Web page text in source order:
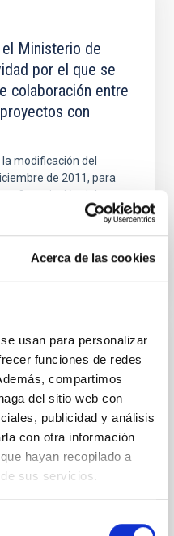
Acerca de las cookies
usan para personalizar
funciones de redes
compartimos
del sitio web con
publicidad y análisis
con otra información
hayan recopilado a
sus servicios.
Ministerio de
por el que se
colaboración entre
con
modificación del
de 2011, para
cofinanciación del
de
y la Universidad
temporal de
tecnológico
entre el IAC y